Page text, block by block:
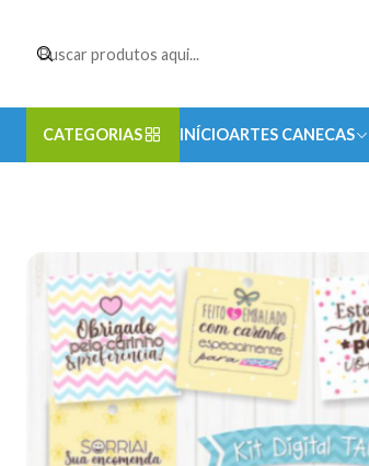
CATEGORIAS INÍCIOARTES CANECAS